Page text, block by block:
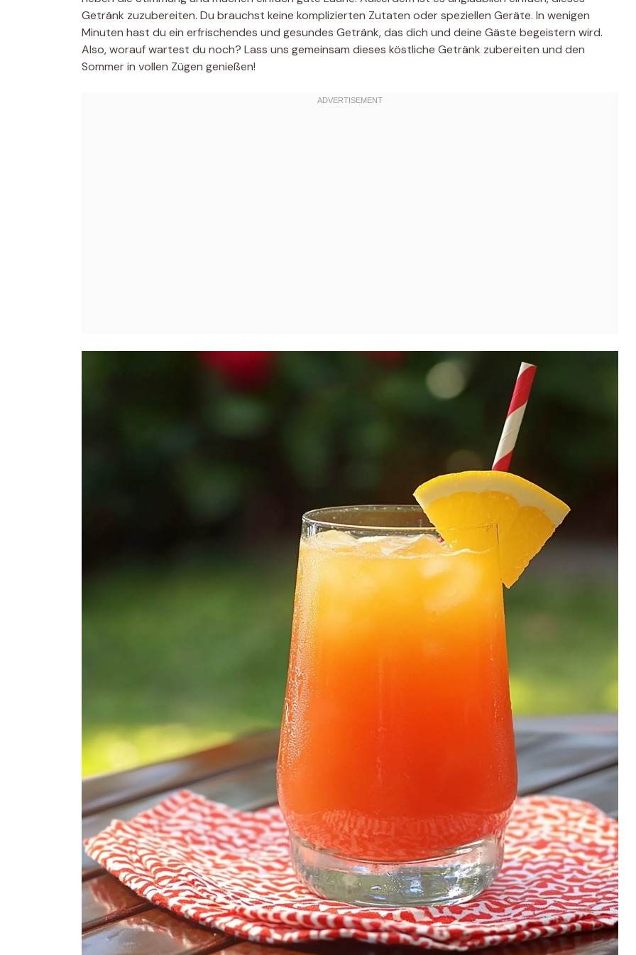
Getränk zuzubereiten. Du brauchst keine komplizierten Zutaten oder speziellen Geräte. In wenigen
Minuten hast du ein erfrischendes und gesundes Getränk, das dich und deine Gäste begeistern wird.
Also, worauf wartest du noch? Lass uns gemeinsam dieses köstliche Getränk zubereiten und den
Sommer in vollen Zügen genießen!